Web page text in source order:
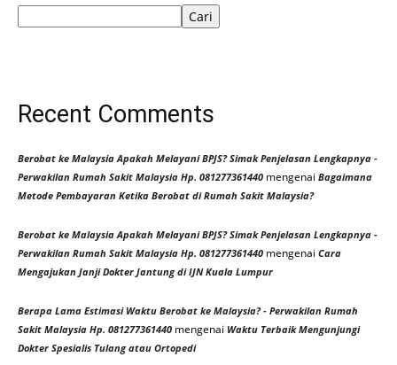
Cari
Recent Comments
Berobat ke Malaysia Apakah Melayani BPJS? Simak Penjelasan Lengkapnya -
Perwakilan Rumah Sakit Malaysia Hp. 081277361440 mengenai Bagaimana
Metode Pembayaran Ketika Berobat di Rumah Sakit Malaysia?
Berobat ke Malaysia Apakah Melayani BPJS? Simak Penjelasan Lengkapnya -
Perwakilan Rumah Sakit Malaysia Hp. 081277361440 mengenai Cara
Mengajukan Janji Dokter Jantung di IJN Kuala Lumpur
Berapa Lama Estimasi Waktu Berobat ke Malaysia? - Perwakilan Rumah
Sakit Malaysia Hp. 081277361440 mengenai Waktu Terbaik Mengunjungi
Dokter Spesialis Tulang atau Ortopedi